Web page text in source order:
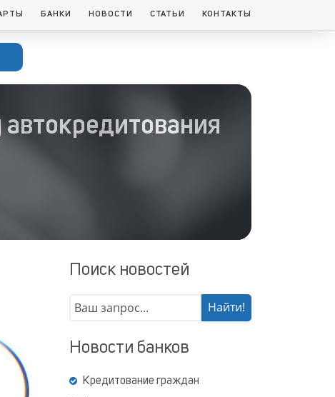
БАНКИ НОВОСТИ СТАТЬИ КОНТАКТЫ
Поиск новостей
Новости банков
Кредитование граждан